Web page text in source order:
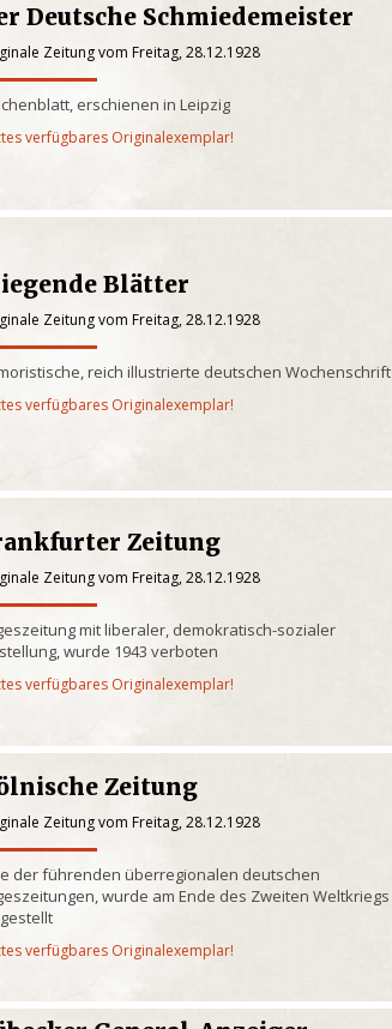
Deutsche Schmiedemeister
Zeitung vom Freitag, 28.12.1928
erschienen in Leipzig
verfügbares Originalexemplar!
Blätter
Zeitung vom Freitag, 28.12.1928
reich illustrierte deutschen Wochenschrift
verfügbares Originalexemplar!
Zeitung
Zeitung vom Freitag, 28.12.1928
mit liberaler, demokratisch-sozialer
wurde 1943 verboten
verfügbares Originalexemplar!
Zeitung
Zeitung vom Freitag, 28.12.1928
der führenden überregionalen deutschen
wurde am Ende des Zweiten Weltkriegs
verfügbares Originalexemplar!